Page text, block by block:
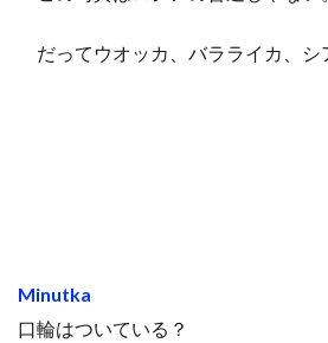
だってウオッカ、バラライカ、シ
Minutka
口輪はついている？